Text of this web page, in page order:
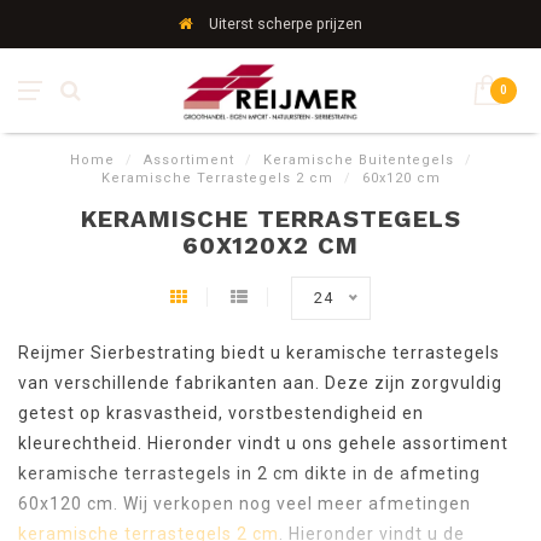
Uiterst scherpe prijzen
0
Home / Assortiment / Keramische Buitentegels
/
Keramische Terrastegels 2 cm
/ 60x120 cm
KERAMISCHE TERRASTEGELS
60X120X2 CM
24
Reijmer Sierbestrating biedt u keramische terrastegels
van verschillende fabrikanten aan. Deze zijn zorgvuldig
getest op krasvastheid, vorstbestendigheid en
kleurechtheid. Hieronder vindt u ons gehele assortiment
keramische terrastegels in 2 cm dikte in de afmeting
60x120 cm. Wij verkopen nog veel meer afmetingen
keramische terrastegels 2 cm
. Hieronder vindt u de